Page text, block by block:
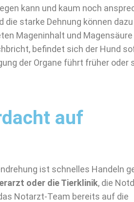
kann und kaum noch
die starke Dehnung können
Mageninhalt und Magensäure
befindet sich der Hund
der Organe führt früher oder
auf
ist schnelles Handeln
oder die Tierklinik, die
Notarzt-Team bereits auf die